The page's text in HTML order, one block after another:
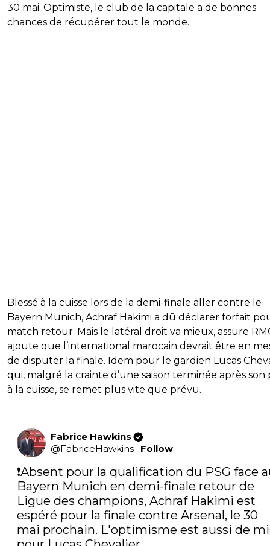
30 mai. Optimiste, le club de la capitale a de bonnes
chances de récupérer tout le monde.
Blessé à la cuisse lors de la demi-finale aller contre le
Bayern Munich, Achraf Hakimi a dû déclarer forfait
match retour. Mais le latéral droit va mieux, assure
ajoute que l’international marocain devrait être en
de disputer la finale. Idem pour le gardien Lucas
qui, malgré la crainte d’une saison terminée après son
à la cuisse, se remet plus vite que prévu.
Fabrice Hawkins
@FabriceHawkins · Follow
❗️Absent pour la qualification du PSG face
Bayern Munich en demi-finale retour de
Ligue des champions, Achraf Hakimi est
espéré pour la finale contre Arsenal, le 30
mai prochain. L'optimisme est aussi de